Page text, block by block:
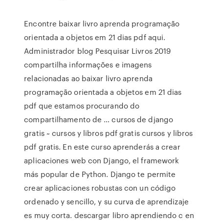
Encontre baixar livro aprenda programação
orientada a objetos em 21 dias pdf aqui.
Administrador blog Pesquisar Livros 2019
compartilha informações e imagens
relacionadas ao baixar livro aprenda
programação orientada a objetos em 21 dias
pdf que estamos procurando do
compartilhamento de … cursos de django
gratis ~ cursos y libros pdf gratis cursos y libros
pdf gratis. En este curso aprenderás a crear
aplicaciones web con Django, el framework
más popular de Python. Django te permite
crear aplicaciones robustas con un código
ordenado y sencillo, y su curva de aprendizaje
es muy corta. descargar libro aprendiendo c en